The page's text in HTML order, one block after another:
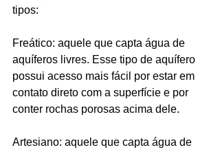
tipos:
Freático: aquele que capta água de
aquíferos livres. Esse tipo de aquífero
possui acesso mais fácil por estar em
contato direto com a superfície e por
conter rochas porosas acima dele.
Artesiano: aquele que capta água de